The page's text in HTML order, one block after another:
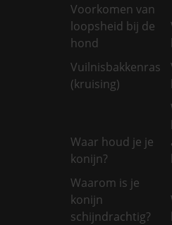
Voorkomen van
loopsheid bij de
hond
Vuilnisbakkenras
(kruising)
Waar houd je je
konijn?
Waarom is je
konijn
schijndrachtig?